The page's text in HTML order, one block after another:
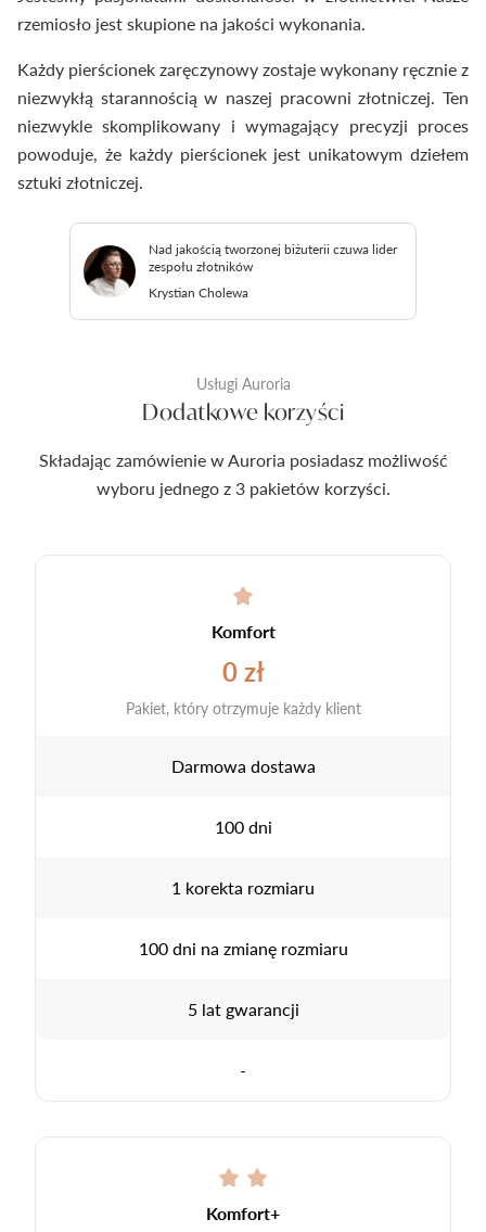
rzemiosło jest skupione na jakości wykonania.
Każdy pierścionek zaręczynowy zostaje wykonany ręcznie z
niezwykłą starannością w naszej pracowni złotniczej. Ten
niezwykle skomplikowany i wymagający precyzji proces
powoduje, że każdy pierścionek jest unikatowym dziełem
sztuki złotniczej.
Nad jakością tworzonej biżuterii czuwa lider
zespołu złotników
Krystian Cholewa
Usługi Auroria
Dodatkowe korzyści
Składając zamówienie w Auroria posiadasz możliwość
wyboru jednego z 3 pakietów korzyści.
Komfort
0 zł
Pakiet, który otrzymuje każdy klient
Darmowa dostawa
100 dni
1 korekta rozmiaru
100 dni na zmianę rozmiaru
5 lat gwarancji
-
Komfort+